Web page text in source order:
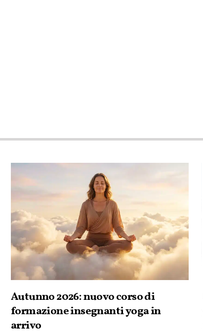
Autunno 2026: nuovo corso di
formazione insegnanti yoga in
arrivo